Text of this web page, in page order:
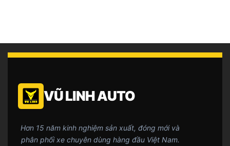
VŨ LINH AUTO
Hơn 15 năm kinh nghiệm sản xuất, đóng mới và
phân phối xe chuyên dùng hàng đầu Việt Nam.